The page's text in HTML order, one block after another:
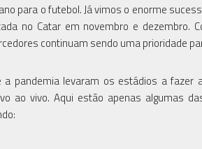
para o futebol. Já vimos o enorme
no Catar em novembro e dezembro.
continuam sendo uma prioridade
pandemia levaram os estádios a
ao vivo. Aqui estão apenas algumas